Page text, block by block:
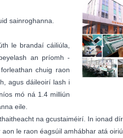
sainroghanna.
le brandaí cáiliúla,
an príomh -
chuig raon
agus dáileoirí lash i
mó ná 1.4 milliún
eile.
na gcustaiméirí. In ionad
le raon éagsúil amhábhar atá